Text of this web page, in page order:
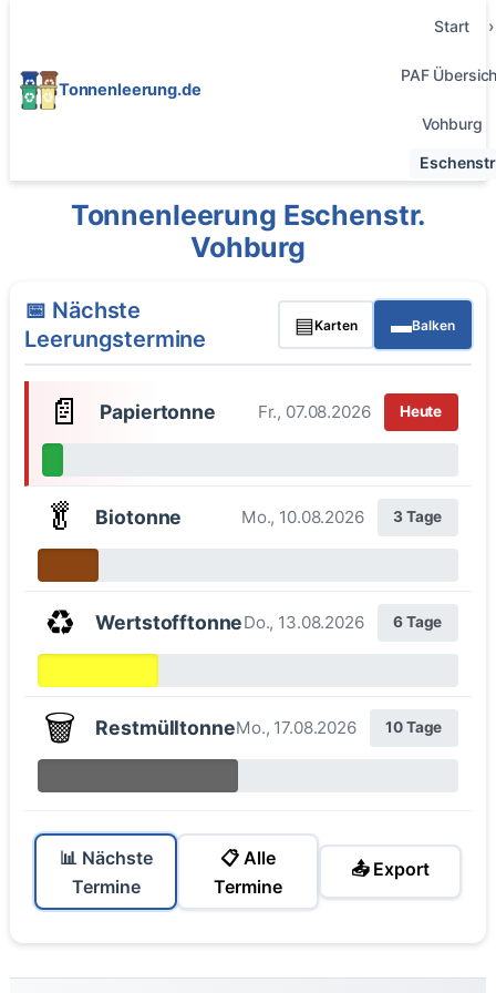
Tonnenleerung.de
Start
PAF
Vohburg
Tonnenleerung Eschenstr.
Vohburg
📅 Nächste
Leerungstermine
▤Karten ▬Balken
📄 Papiertonne Fr., 07.08.2026 Heute
🥬 Biotonne Mo., 10.08.2026 3 Tage
♻️ WertstofftonneDo., 13.08.2026 6 Tage
🗑️ RestmülltonneMo., 17.08.2026 10 Tage
📊 Nächste
Termine
📋 Alle
Termine
📤 Export